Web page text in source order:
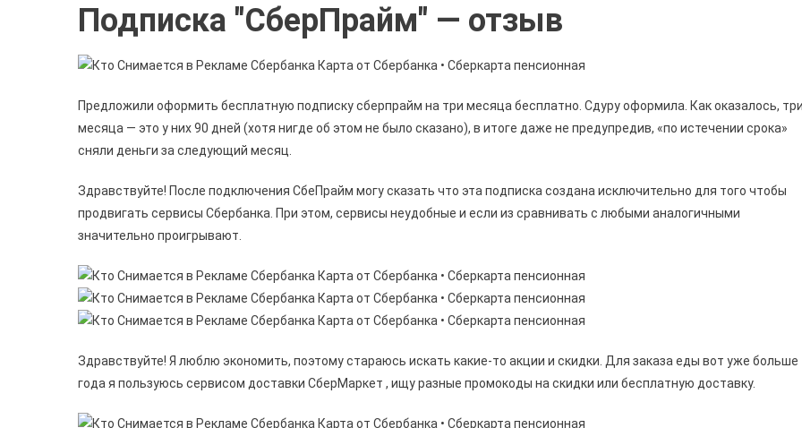
Подписка "СберПрайм" — отзыв
Предложили оформить бесплатную подписку сберпрайм на три месяца бесплатно. Сдуру оформила. Как оказалось, три
месяца — это у них 90 дней (хотя нигде об этом не было сказано), в итоге даже не предупредив, «по истечении срока»
сняли деньги за следующий месяц.
Здравствуйте! После подключения СбеПрайм могу сказать что эта подписка создана исключительно для того чтобы
продвигать сервисы Сбербанка. При этом, сервисы неудобные и если из сравнивать с любыми аналогичными
значительно проигрывают.
Здравствуйте! Я люблю экономить, поэтому стараюсь искать какие-то акции и скидки. Для заказа еды вот уже больше
года я пользуюсь сервисом доставки СберМаркет , ищу разные промокоды на скидки или бесплатную доставку.